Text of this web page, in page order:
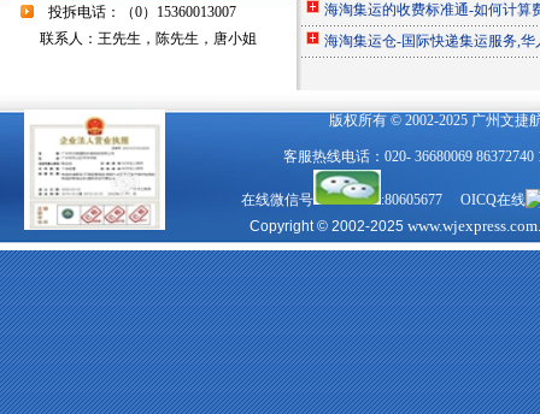
投拆电话：（0）15360013007
联系人：王先生，陈先生，唐小姐
海淘集运的收费标准通-如何计算
海淘集运仓-国际快递集运服务,
版权所有 © 2002-2025 广州文捷
客服热线电话：020- 36680069
在线微信号
:80605677 OICQ在线
Copyright © 2002-2025 www.wjexpress.com